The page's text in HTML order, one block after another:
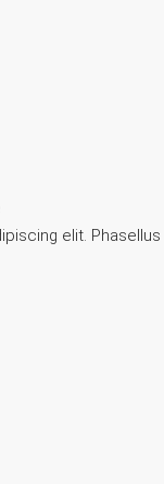
elit. Phasellus